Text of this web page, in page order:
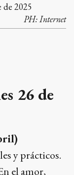
de 2025
PH:Internet
26 de
y prácticos.
el amor,